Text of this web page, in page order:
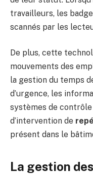
travailleurs, les
scannés par les
De plus, cette
mouvements des
la gestion du temps
d’urgence, les
systèmes de contrôle
d’intervention de
présent dans le
La gestion